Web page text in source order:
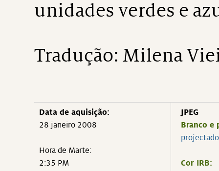
unidades verdes e
Tradução: Milena
Data de aquisição:
28 janeiro 2008
Hora de Marte:
2:35 PM
JPEG
Branco e
projectado
Cor IRB: